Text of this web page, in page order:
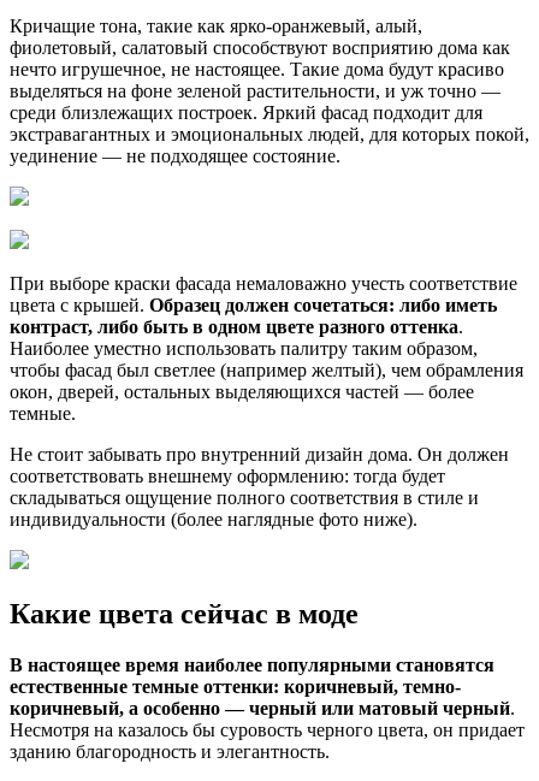
Кричащие тона, такие как ярко-оранжевый, алый,
фиолетовый, салатовый способствуют восприятию дома как
нечто игрушечное, не настоящее. Такие дома будут красиво
выделяться на фоне зеленой растительности, и уж точно —
среди близлежащих построек. Яркий фасад подходит для
экстравагантных и эмоциональных людей, для которых покой,
уединение — не подходящее состояние.
При выборе краски фасада немаловажно учесть соответствие
цвета с крышей. Образец должен сочетаться: либо иметь
контраст, либо быть в одном цвете разного оттенка.
Наиболее уместно использовать палитру таким образом,
чтобы фасад был светлее (например желтый), чем обрамления
окон, дверей, остальных выделяющихся частей — более
темные.
Не стоит забывать про внутренний дизайн дома. Он должен
соответствовать внешнему оформлению: тогда будет
складываться ощущение полного соответствия в стиле и
индивидуальности (более наглядные фото ниже).
Какие цвета сейчас в моде
В настоящее время наиболее популярными становятся
естественные темные оттенки: коричневый, темно-
коричневый, а особенно — черный или матовый черный.
Несмотря на казалось бы суровость черного цвета, он придает
зданию благородность и элегантность.